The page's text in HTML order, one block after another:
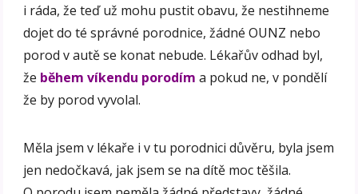
i ráda, že teď už mohu pustit obavu, že nestihneme
dojet do té správné porodnice, žádné OUNZ nebo
porod v autě se konat nebude. Lékařův odhad byl,
že během víkendu porodím a pokud ne, v pondělí
že by porod vyvolal.
Měla jsem v lékaře i v tu porodnici důvěru, byla jsem
jen nedočkavá, jak jsem se na dítě moc těšila.